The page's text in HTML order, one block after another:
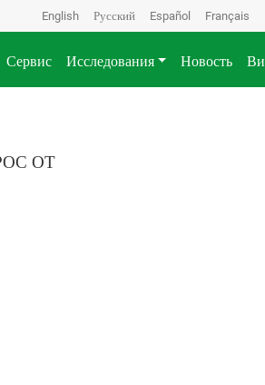
English Русский Español Français
Сервис Исследования Новость
ОТ